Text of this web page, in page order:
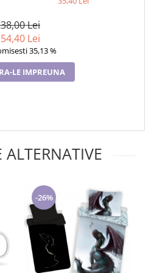
Lei
Lei
35,13 %
LE IMPREUNA
ALTERNATIVE
-26%